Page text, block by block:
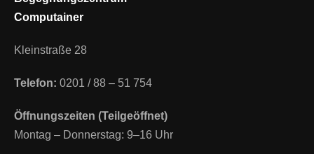
Computainer
Kleinstraße 28
Telefon: 0201 / 88 – 51 754
Öffnungszeiten (Teilgeöffnet)
Montag – Donnerstag: 9–16 Uhr